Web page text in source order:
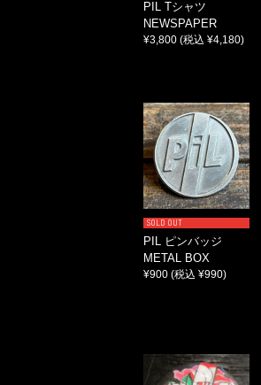
PIL Tシャツ
NEWSPAPER
¥3,800 (税込 ¥4,180)
SOLD OUT
PIL ピンバッジ
METAL BOX
¥900 (税込 ¥990)